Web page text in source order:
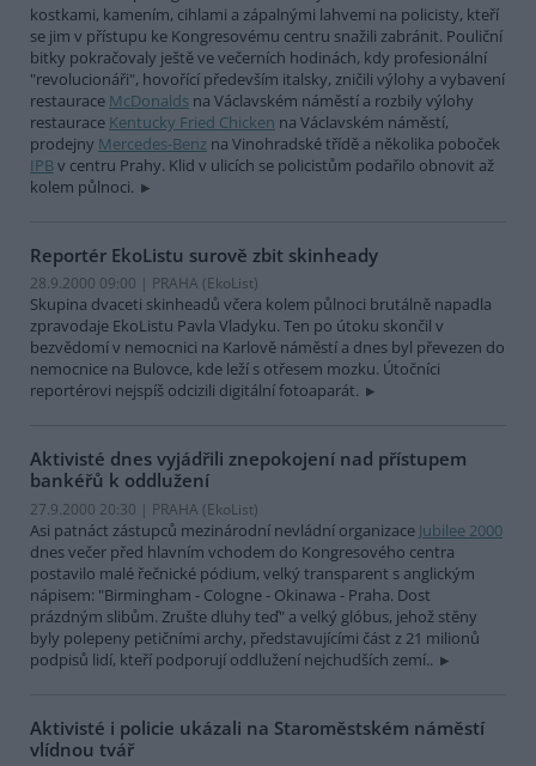
kostkami, kamením, cihlami a zápalnými lahvemi na policisty, kteří
se jim v přístupu ke Kongresovému centru snažili zabránit. Pouliční
bitky pokračovaly ještě ve večerních hodinách, kdy profesionální
"revolucionáři", hovořící především italsky, zničili výlohy a vybavení
restaurace McDonalds na Václavském náměstí a rozbily výlohy
restaurace Kentucky Fried Chicken na Václavském náměstí,
prodejny Mercedes-Benz na Vinohradské třídě a několika poboček
IPBv centru Prahy. Klid v ulicích se policistům podařilo obnovit až
kolem půlnoci.
Reportér EkoListu surově zbit skinheady
28.9.2000 09:00 | PRAHA (EkoList)
Skupina dvaceti skinheadů včera kolem půlnoci brutálně napadla
zpravodaje EkoListu Pavla Vladyku. Ten po útoku skončil v
bezvědomí v nemocnici na Karlově náměstí a dnes byl převezen do
nemocnice na Bulovce, kde leží s otřesem mozku. Útočníci
reportérovi nejspíš odcizili digitální fotoaparát.
Aktivisté dnes vyjádřili znepokojení nad přístupem
bankéřů k oddlužení
27.9.2000 20:30 | PRAHA (EkoList)
Asi patnáct zástupců mezinárodní nevládní organizace Jubilee 2000
dnes večer před hlavním vchodem do Kongresového centra
postavilo malé řečnické pódium, velký transparent s anglickým
nápisem: "Birmingham - Cologne - Okinawa - Praha. Dost
prázdným slibům. Zrušte dluhy teď" a velký glóbus, jehož stěny
byly polepeny petičními archy, představujícími část z 21 milionů
podpisů lidí, kteří podporují oddlužení nejchudších zemí..
Aktivisté i policie ukázali na Staroměstském náměstí
vlídnou tvář